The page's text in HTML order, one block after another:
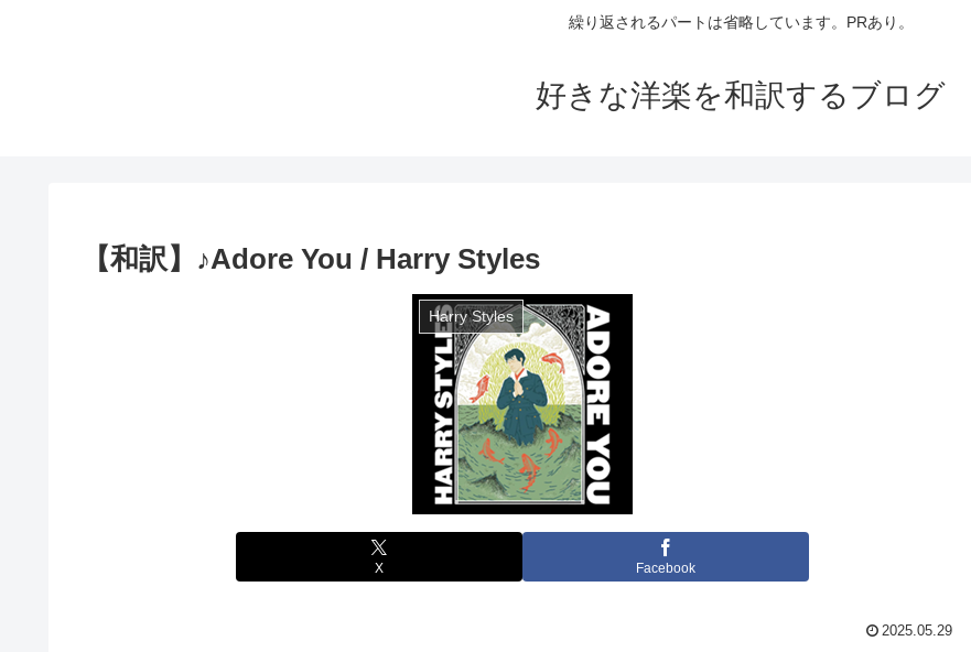
繰り返されるパートは省略しています。PRあり。
好きな洋楽を和訳するブログ
【和訳】♪Adore You / Harry Styles
Harry Styles
X Facebook
2025.05.29